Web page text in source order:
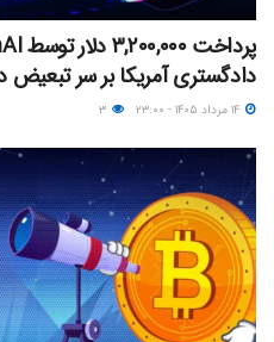
دادگستری آمریکا بر سر تبعیض